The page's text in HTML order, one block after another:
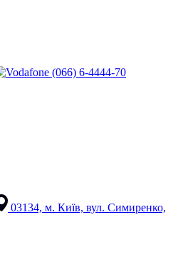
(066) 6-4444-70
03134, м. Київ, вул. Симиренко,